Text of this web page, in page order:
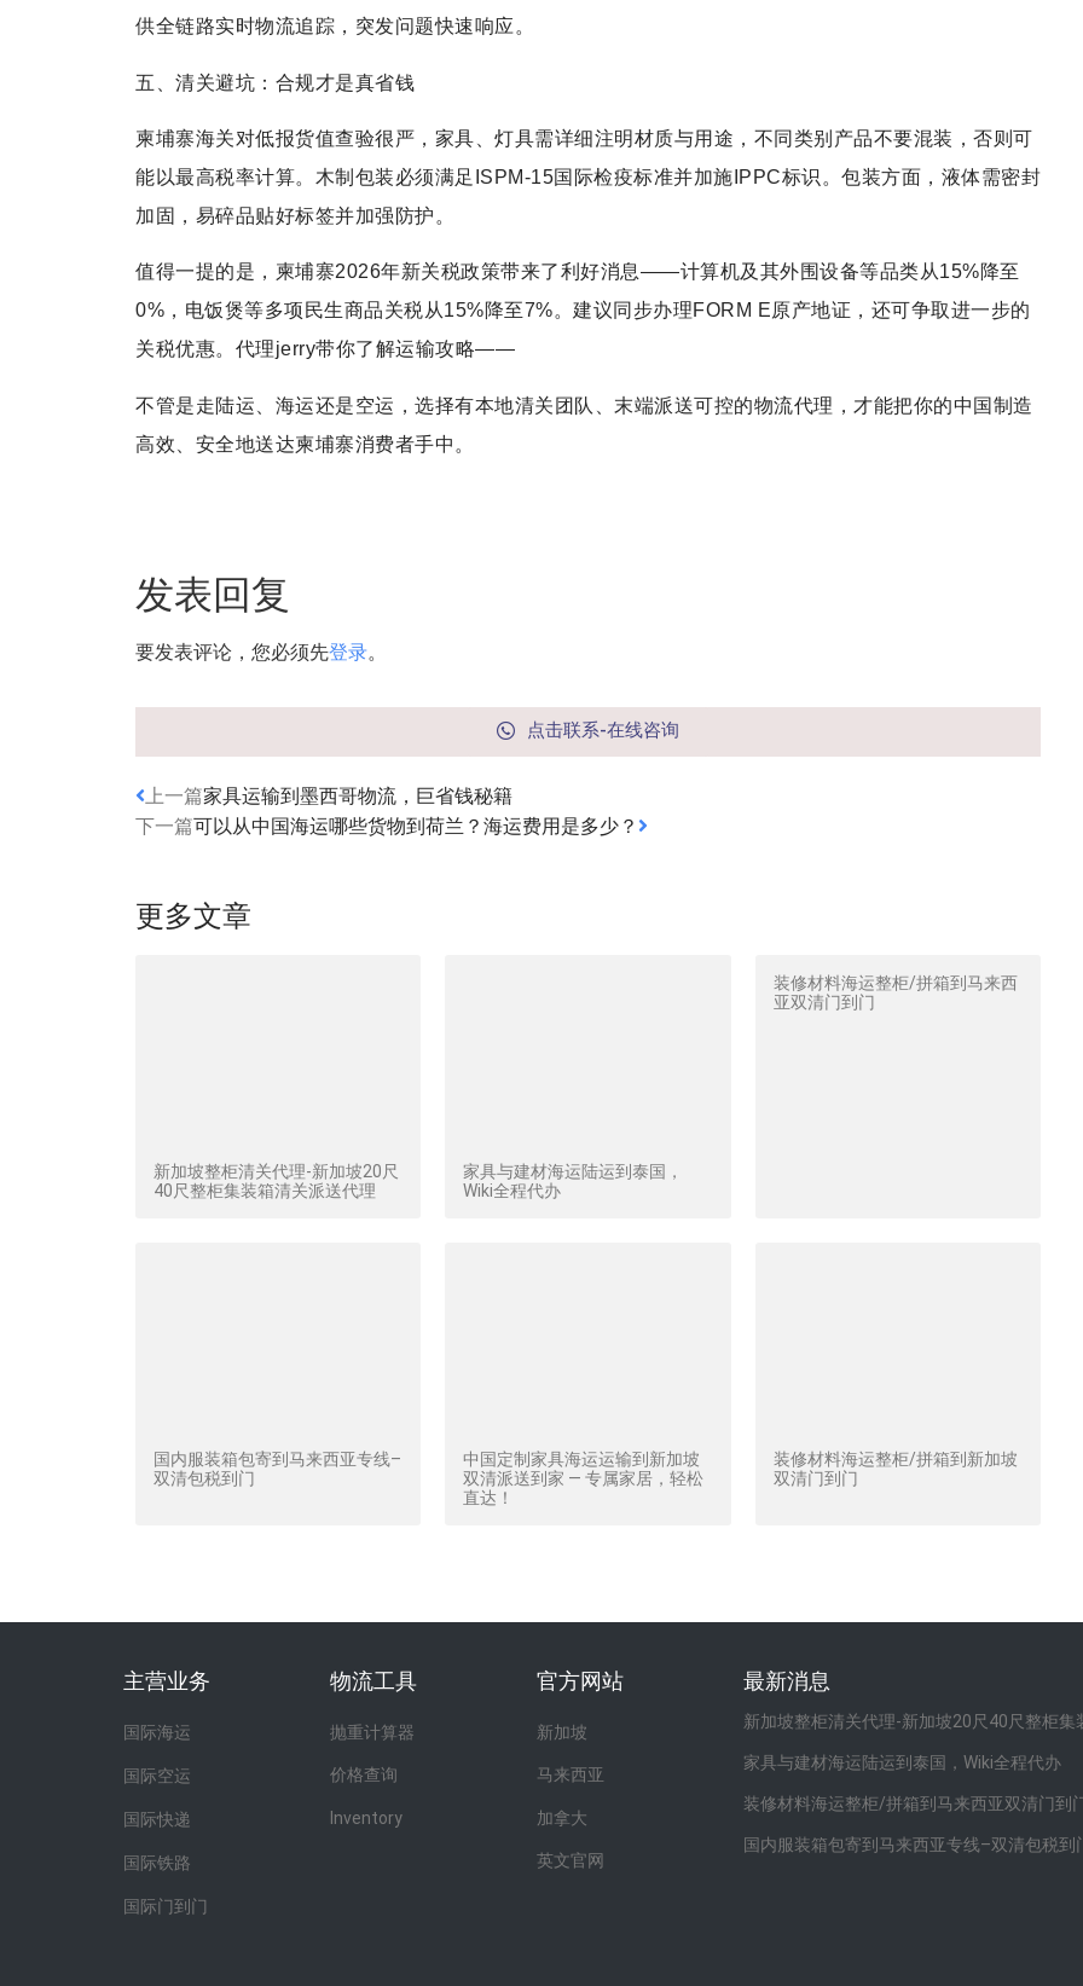
供全链路实时物流追踪，突发问题快速响应。
五、清关避坑：合规才是真省钱
柬埔寨海关对低报货值查验很严，家具、灯具需详细注明材质与用途，不同类别产品不要混装，否则可
能以最高税率计算。木制包装必须满足ISPM-15国际检疫标准并加施IPPC标识。包装方面，液体需密封
加固，易碎品贴好标签并加强防护。
值得一提的是，柬埔寨2026年新关税政策带来了利好消息——计算机及其外围设备等品类从15%降至
0%，电饭煲等多项民生商品关税从15%降至7%。建议同步办理FORM E原产地证，还可争取进一步的
关税优惠。代理jerry带你了解运输攻略——
不管是走陆运、海运还是空运，选择有本地清关团队、末端派送可控的物流代理，才能把你的中国制造
高效、安全地送达柬埔寨消费者手中。
发表回复
要发表评论，您必须先登录。
点击联系-在线咨询
上一篇家具运输到墨西哥物流，巨省钱秘籍
下一篇可以从中国海运哪些货物到荷兰？海运费用是多少？
更多文章
新加坡整柜清关代理-新加坡20尺
40尺整柜集装箱清关派送代理
家具与建材海运陆运到泰国，
Wiki全程代办
装修材料海运整柜/拼箱到马来西
亚双清门到门
国内服装箱包寄到马来西亚专线–
双清包税到门
中国定制家具海运运输到新加坡
双清派送到家 — 专属家居，轻松
直达！
装修材料海运整柜/拼箱到新加坡
双清门到门
主营业务
国际海运
国际空运
国际快递
国际铁路
国际门到门
物流工具
抛重计算器
价格查询
Inventory
官方网站
新加坡
马来西亚
加拿大
英文官网
最新消息
新加坡整柜清关代理-新加坡20尺40尺整柜集
家具与建材海运陆运到泰国，Wiki全程代办
装修材料海运整柜/拼箱到马来西亚双清门到
国内服装箱包寄到马来西亚专线–双清包税到